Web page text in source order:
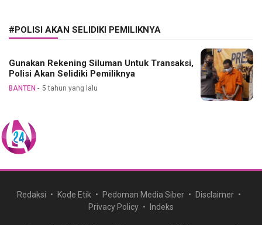
#POLISI AKAN SELIDIKI PEMILIKNYA
Gunakan Rekening Siluman Untuk Transaksi,
Polisi Akan Selidiki Pemiliknya
BANTEN 5 tahun yang lalu
Redaksi Kode Etik Pedoman Media Siber
Disclaimer
Privacy Policy
Indeks